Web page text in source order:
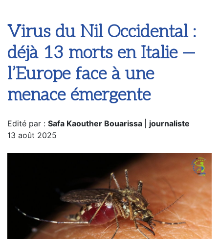
Virus du Nil Occidental :
déjà 13 morts en Italie —
l’Europe face à une
menace émergente
Edité par : Safa Kaouther Bouarissa
journaliste
13 août 2025